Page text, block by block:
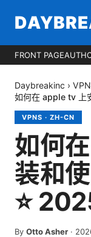
FRONT PAGE
Daybreakinc ›
如何在 apple tv 上
VPNS · ZH-CN
如何
装和
⭐
By Otto Asher ·